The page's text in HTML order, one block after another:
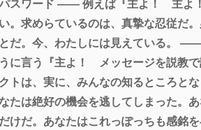
スワード ―― 例えば『主よ！ 主よ
。求めらているのは、真摯な忍従だ
とだ。今、わたしには見えている。
に言う『主よ！ メッセージを説教
トは、実に、みんなの知るところと
たは絶好の機会を逃してしまった。
けだ。あなたはこれっぽっちも感銘